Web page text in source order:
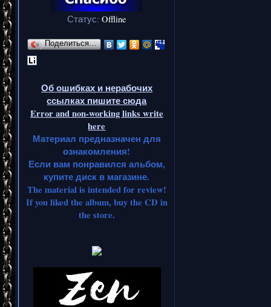
Статус: Offline
Поделиться…
Об ошибках и нерабочих
ссылках пишите сюда
Error and non-working links write
here
Материал предназначен для
ознакомления!
Если вам понравился альбом,
купите диск в магазине.
The material is intended for review!
If you liked the album, buy the CD in
the store.